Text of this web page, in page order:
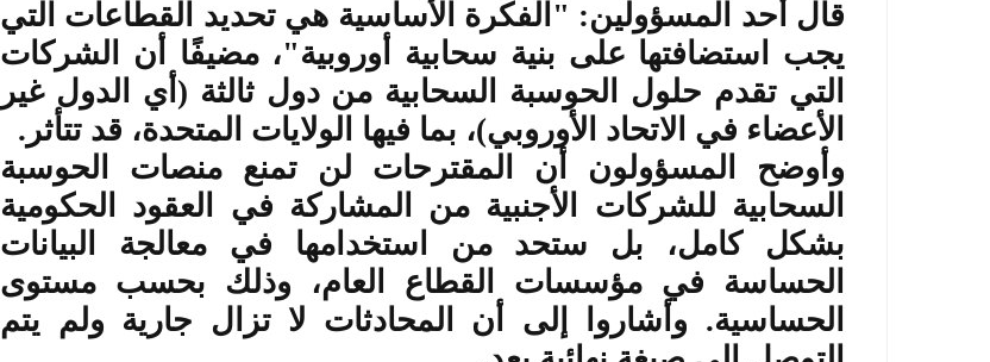
قال أحد المسؤولين: "الفكرة الأساسية هي تحديد القطاعات التي
يجب استضافتها على بنية سحابية أوروبية"، مضيفًا أن الشركات
التي تقدم حلول الحوسبة السحابية من دول ثالثة (أي الدول غير
الأعضاء في الاتحاد الأوروبي)، بما فيها الولايات المتحدة، قد تتأثر .
وأوضح المسؤولون أن المقترحات لن تمنع منصات الحوسبة
السحابية للشركات الأجنبية من المشاركة في العقود الحكومية
بشكل كامل، بل ستحد من استخدامها في معالجة البيانات
الحساسة في مؤسسات القطاع العام، وذلك بحسب مستوى
الحساسية. وأشاروا إلى أن المحادثات لا تزال جارية ولم يتم